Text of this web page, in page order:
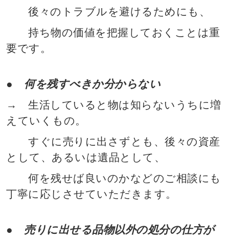
後々のトラブルを避けるためにも、
持ち物の価値を把握しておくことは重
要です。
● 何を残すべきか分からない
→ 生活していると物は知らないうちに増
えていくもの。
すぐに売りに出さずとも、後々の資産
として、あるいは遺品として、
何を残せば良いのかなどのご相談にも
丁寧に応じさせていただきます。
● 売りに出せる品物以外の処分の仕方が